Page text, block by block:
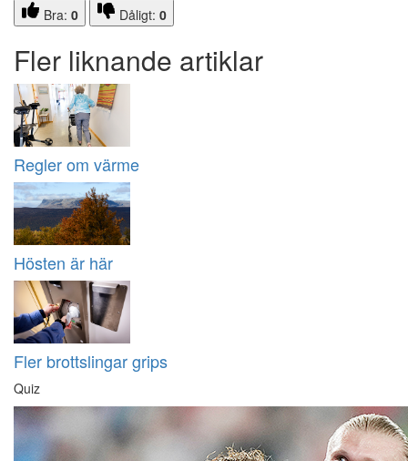
Bra: 0 Dåligt: 0
Fler liknande artiklar
Regler om värme
Hösten är här
Fler brottslingar grips
Quiz